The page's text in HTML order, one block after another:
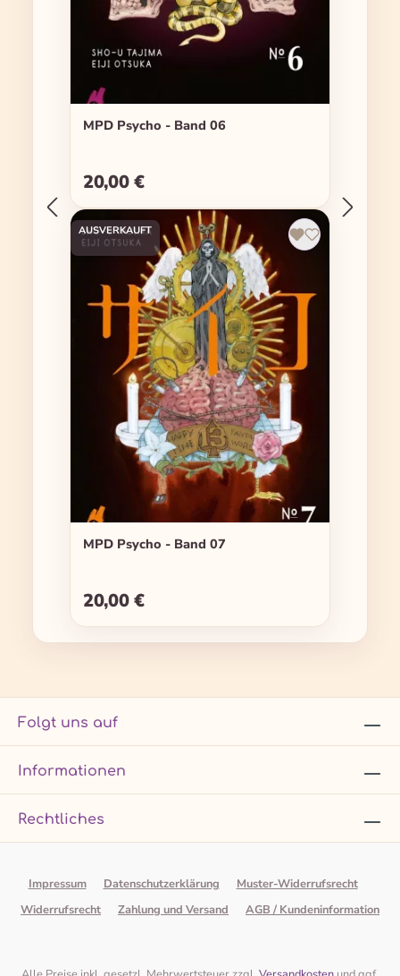
MPD Psycho - Band 06
Regulärer Preis:
20,00 €
AUSVERKAUFT
MPD Psycho - Band 07
Regulärer Preis:
20,00 €
Folgt uns auf
Informationen
Rechtliches
Impressum Datenschutzerklärung
Muster-Widerrufsrecht
Widerrufsrecht
Zahlung und Versand AGB / Kundeninformation